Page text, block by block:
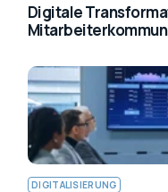
Digitale
DIGITALISIERUNG